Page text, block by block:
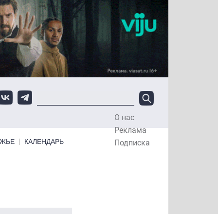
О нас
Реклама
Подписка
КАЛЕНДАРЬ